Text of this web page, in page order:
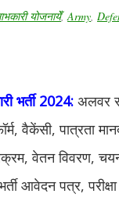
योजनायेँ, Army
भर्ती 2024: अलवर
वैकेंसी, पात्रता
वेतन विवरण,
आवेदन पत्र,